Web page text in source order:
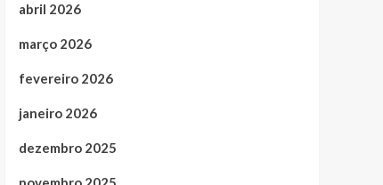
abril 2026
março 2026
fevereiro 2026
janeiro 2026
dezembro 2025